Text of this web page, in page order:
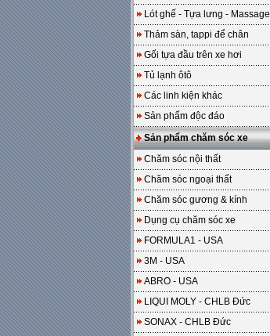
Lót ghế - Tựa lưng - Massage
Thảm sàn, tappi để chân
Gối tựa đầu trên xe hơi
Tủ lạnh ôtô
Các linh kiện khác
Sản phẩm độc đáo
Sản phẩm chăm sóc xe
Chăm sóc nội thất
Chăm sóc ngoại thất
Chăm sóc gương & kính
Dụng cụ chăm sóc xe
FORMULA1 - USA
3M - USA
ABRO - USA
LIQUI MOLY - CHLB Đức
SONAX - CHLB Đức